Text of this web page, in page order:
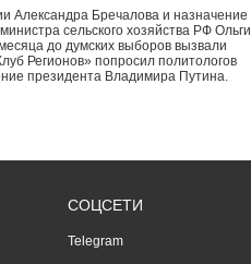
Александра Бречалова и назначение
сельского хозяйства РФ Ольги
до думских выборов вызвали
Регионов» попросил политологов
президента Владимира Путина.
СОЦСЕТИ
Telegram